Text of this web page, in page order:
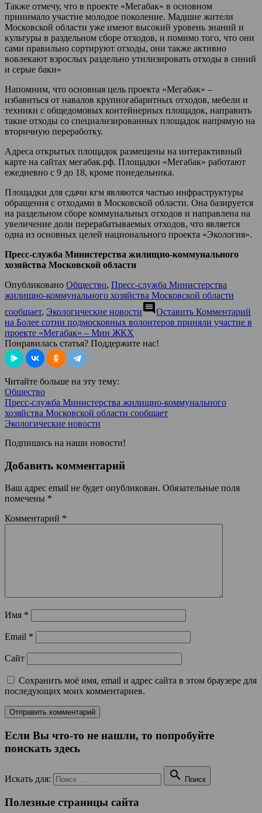
Также отмечу, что в проекте «Мегабак» в основном
принимало участие молодое поколение. Мадшие жители
Московской области уже имеют высокий уровень знаний и
культуры в раздельном сборе отходов, и помимо того, что они
сами правильно сортируют отходы, они также активно
вовлекают взрослых раздельно утилизировать отходы в синий
и серые баки»
Напомним, что основная цель проекта «Мегабак» –
избавиться от навалов крупногабаритных отходов, мебели и
техники с общедомовых контейнерных площадок, направить
такие отходы со специализированных площадок напрямую на
вторичную переработку.
Адреса открытых площадок размещены на интерактивный
карте на сайтах мегабак.рф. Площадки «Мегабак» работают
ежедневно с 9 до 18, кроме понедельника.
Площадки для сдачи кгм являются частью инфраструктуры
обращения с отходами в Московской области. Она базируется
на раздельном сборе коммунальных отходов и направлена на
увеличение доли перерабатываемых отходов, что является
одна из основных целей национального проекта «Экология».
Пресс-служба Министерства жилищно-коммунального
хозяйства Московской области
Опубликовано Общество, Пресс-служба Министерства
жилищно-коммунального хозяйства Московской области
сообщает, Экологические новостиcomment Оставить Комментарий
на Более сотни подмосковных волонтеров приняли участие в
проекте «Мегабак» – Мин ЖКХ
Понравилась статья? Поддержите нас!
Читайте больше на эту тему:
Общество
Пресс-служба Министерства жилищно-коммунального
хозяйства Московской области сообщает
Экологические новости
Подпишись на наши новости!
Добавить комментарий
Ваш адрес email не будет опубликован. Обязательные поля
помечены *
Комментарий *
Имя *
Email *
Сайт
Сохранить моё имя, email и адрес сайта в этом браузере для
последующих моих комментариев.
Если Вы что-то не нашли, то попробуйте
поискать здесь
Искать для:  Поиск
Полезные страницы сайта